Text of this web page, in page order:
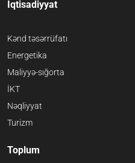
İqtisadiyyat
Kənd təsərrüfatı
Energetika
Maliyyə-sığorta
İKT
Nəqliyyat
Turizm
Toplum